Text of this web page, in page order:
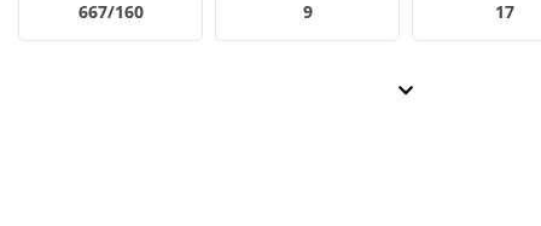
667/160 9 17